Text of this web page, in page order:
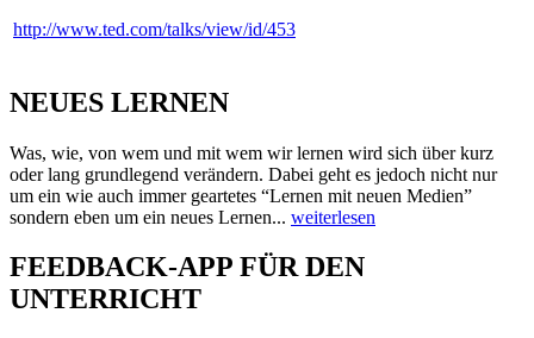
http://www.ted.com/talks/view/id/453
NEUES LERNEN
Was, wie, von wem und mit wem wir lernen wird sich über kurz
oder lang grundlegend verändern. Dabei geht es jedoch nicht nur
um ein wie auch immer geartetes “Lernen mit neuen Medien”
sondern eben um ein neues Lernen... weiterlesen
FEEDBACK-APP FÜR DEN
UNTERRICHT